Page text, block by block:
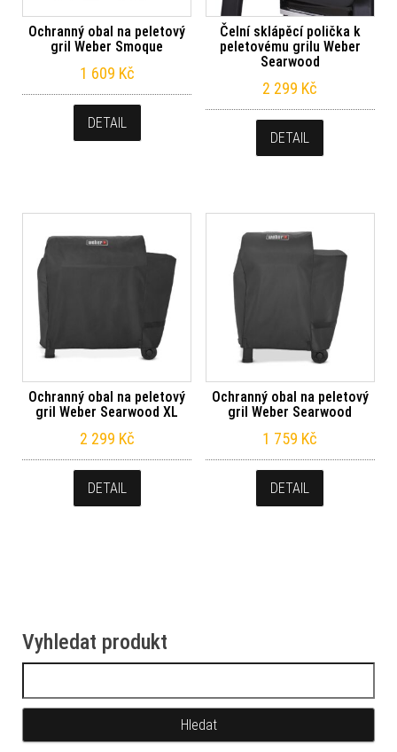
Ochranný obal na peletový
gril Weber Smoque
1 609 Kč
DETAIL
Čelní sklápěcí polička k
peletovému grilu Weber
Searwood
2 299 Kč
DETAIL
Ochranný obal na peletový
gril Weber Searwood XL
2 299 Kč
DETAIL
Ochranný obal na peletový
gril Weber Searwood
1 759 Kč
DETAIL
Vyhledat produkt